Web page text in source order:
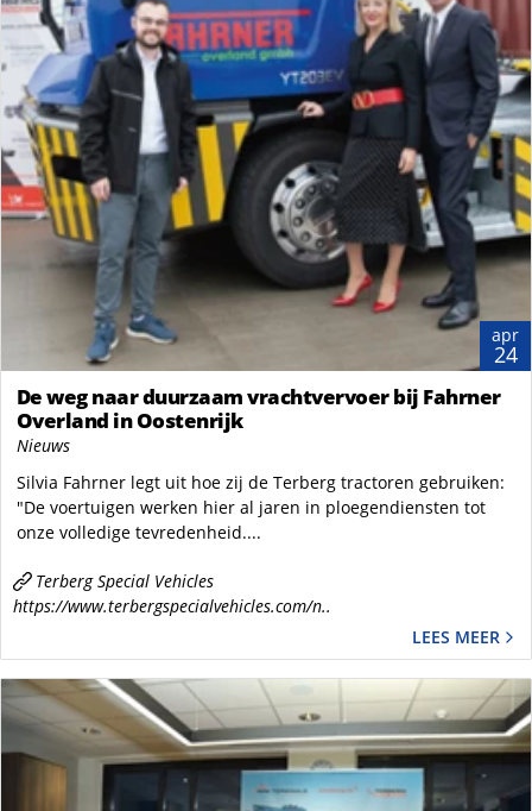
apr
24
De weg naar duurzaam vrachtvervoer bij Fahrner
Overland in Oostenrijk
Nieuws
Silvia Fahrner legt uit hoe zij de Terberg tractoren gebruiken:
"De voertuigen werken hier al jaren in ploegendiensten tot
onze volledige tevredenheid....
Terberg Special Vehicles
https://www.terbergspecialvehicles.com/n..
LEES MEER